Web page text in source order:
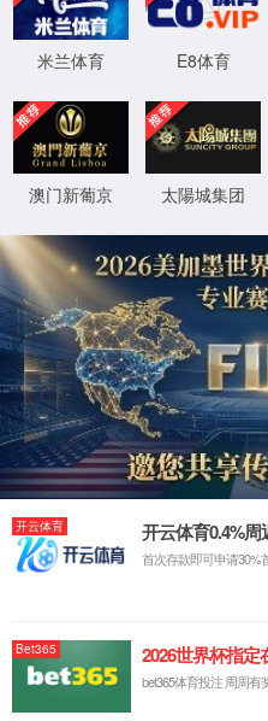
抱歉，出错啦！
Module Error
2后页面自动跳转立即跳转